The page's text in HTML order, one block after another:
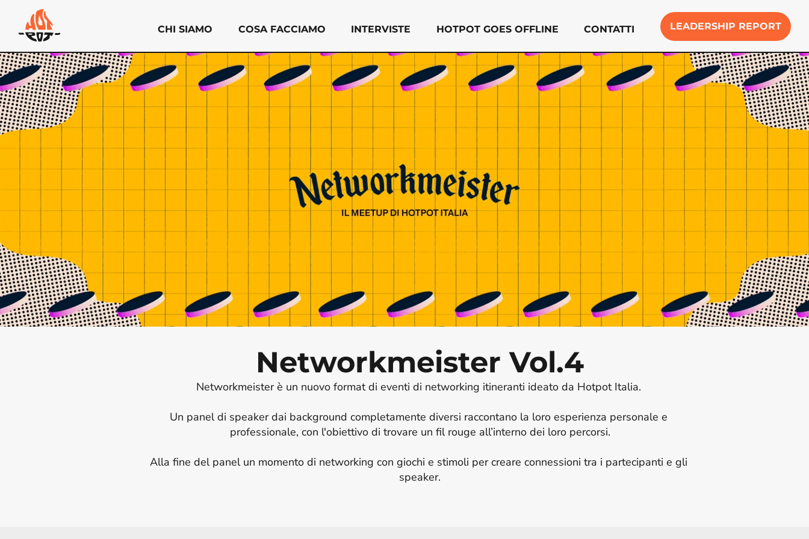
CHI SIAMO COSA FACCIAMO INTERVISTE HOTPOT GOES OFFLINE CONTATTI LEADERSHIP REPORT
Networkmeister Vol.4
Networkmeister è un nuovo format di eventi di networking itineranti ideato da Hotpot Italia.
Un panel di speaker dai background completamente diversi raccontano la loro esperienza personale e
professionale, con l'obiettivo di trovare un fil rouge all’interno dei loro percorsi.
Alla fine del panel un momento di networking con giochi e stimoli per creare connessioni tra i partecipanti e gli
speaker.